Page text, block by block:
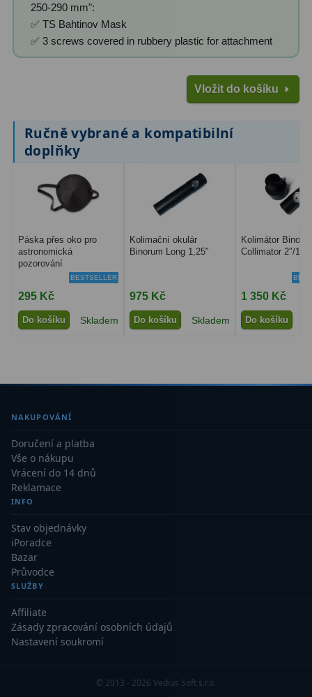
Upínací prvky13
Laserové kolimátory
Optické kolimátory
Umělé hvězdy5
Zrcátka a hranoly
Diagonální zrcátka
Diagonální hranoly
Amici hranoly 45°11
AstroFoto306
Planetární kamery
Deep-Sky kamery
Guiding kamery
T-kroužky
Adaptéry projekční
Adaptéry T2
Filtry L-RGB7
10
250-290 mm":
✅ TS Bahtinov Mask
✅ 3 screws covered in rubbery plastic for attachment
Vložit do košíku
Ručně vybrané a kompatibilní
doplňky
Páska přes oko pro
astronomická
pozorování
BESTSELLER
295 Kč
Do košíku Skladem
Kolimační okulár
Binorum Long 1,25″
975 Kč
Do košíku Skladem
Kolimátor
Collimator 2″/
1 350 Kč
Do košíku
NAKUPOVÁNÍ
Doručení a platba
Vše o nákupu
Vrácení do 14 dnů
Reklamace
INFO
Stav objednávky
iPoradce
Bazar
Průvodce
SLUŽBY
Affiliate
Zásady zpracování osobních údajů
Nastavení soukromí
© 2013 - 2026 Vedius Soft s.r.o.